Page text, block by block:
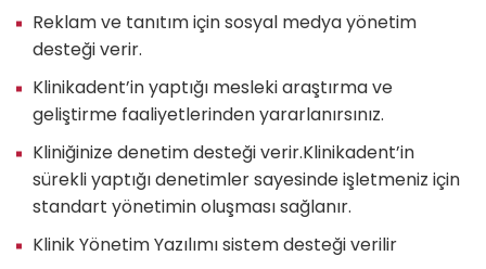
Reklam ve tanıtım için sosyal medya yönetim
desteği verir.
Klinikadent’in yaptığı mesleki araştırma ve
geliştirme faaliyetlerinden yararlanırsınız.
Kliniğinize denetim desteği verir.Klinikadent’in
sürekli yaptığı denetimler sayesinde işletmeniz için
standart yönetimin oluşması sağlanır.
Klinik Yönetim Yazılımı sistem desteği verilir